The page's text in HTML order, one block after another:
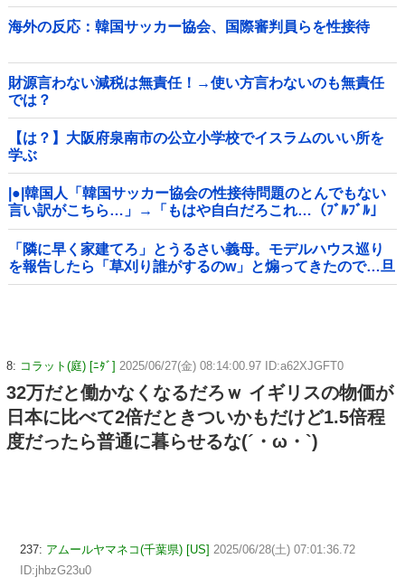
海外の反応：韓国サッカー協会、国際審判員らを性接待
財源言わない減税は無責任！→使い方言わないのも無責任
では？
【は？】大阪府泉南市の公立小学校でイスラムのいい所を
学ぶ
|●|韓国人「韓国サッカー協会の性接待問題のとんでもない
言い訳がこちら…」→「もはや自白だろこれ…（ﾌﾞﾙﾌﾞﾙ」
＝韓国の反応
「隣に早く家建てろ」とうるさい義母。モデルハウス巡り
を報告したら「草刈り誰がするのw」と煽ってきたので…旦
那が放った「一言」に義母オロオロｗｗ←嫌味を逆手にと
8: コラット(庭) [ﾆﾀﾞ] 2025/06/27(金) 08:14:00.97 ID:a62XJGFT0
32万だと働かなくなるだろｗ イギリスの物価が
日本に比べて2倍だときついかもだけど1.5倍程
度だったら普通に暮らせるな(´・ω・`)
237: アムールヤマネコ(千葉県) [US] 2025/06/28(土) 07:01:36.72
ID:jhbzG23u0